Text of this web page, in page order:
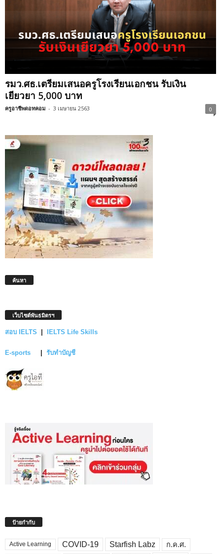
รมว.ศธ.เตรียมเสนอครูโรงเรียนเอกชน รับเงิน
เยียวยา 5,000 บาท
ครูอาชีพดอทคอม - 3 เมษายน 2563 0
ค้นหา
เว็บไซต์พันธมิตรฯ
สอบ IELTS IELTS Life Skills
E-sports รับทำบัญชี
ป้ายกำกับ
Active Learning COVID-19 Starfish Labz ก.ค.ศ.